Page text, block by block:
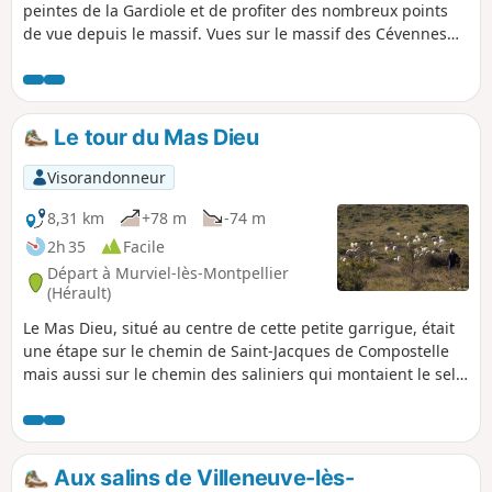
carte.
peintes de la Gardiole et de profiter des nombreux points
de vue depuis le massif. Vues sur le massif des Cévennes
Pioch Noir, si la météo est favorable, possibilité de voir à la
fois le Canigou à l'Ouest et le Mont Ventoux à l'Est.
Le tour du Mas Dieu
Visorandonneur
8,31 km
+78 m
-74 m
2h 35
Facile
Départ à Murviel-lès-Montpellier
(Hérault)
Le Mas Dieu, situé au centre de cette petite garrigue, était
une étape sur le chemin de Saint-Jacques de Compostelle
mais aussi sur le chemin des saliniers qui montaient le sel
l'Auvergne. Avec le ralentissement de ces deux activités, ce
n'était plus qu'une bergerie à la fin du XIXe siècle bien que
la ligne de chemin de fer Montpellier-Lodève le traversa.
Aux salins de Villeneuve-lès-